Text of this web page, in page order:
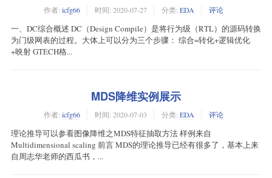
作者: icfg66 时间: 2020-07-27 分类: EDA 评论
一、DC综合概述 DC（Design Compile）是将行为级（RTL）的源码转换
为门级网表的过程。大体上可以分为三个步骤： 综合=转化+逻辑优化
+映射 GTECH格...
MDS降维实例展示
作者: icfg66 时间: 2020-07-03 分类: EDA 评论
理论推导可以参看图像降维之MDS特征抽取方法 样例来自
Multidimensional scaling 前言 MDS的理论推导已经有很多了，基本上来
自周志华老师的西瓜书，...